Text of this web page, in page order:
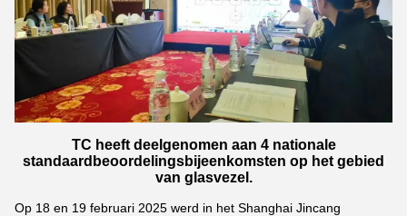
TC heeft deelgenomen aan 4 nationale
standaardbeoordelingsbijeenkomsten op het gebied
van glasvezel.
Op 18 en 19 februari 2025 werd in het Shanghai Jincang